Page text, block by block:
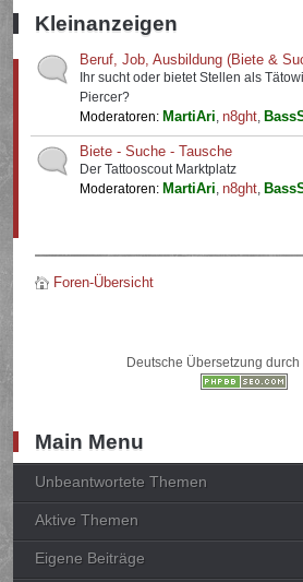
Kleinanzeigen
Beruf, Job, Ausbildung (Biete &
Ihr sucht oder bietet Stellen als
Piercer?
Moderatoren: MartiAri,n8ght,
Biete - Suche - Tausche
Der Tattooscout Marktplatz
Moderatoren: MartiAri,n8ght,
Foren-Übersicht
Deutsche Übersetzung durch
Main Menu
Unbeantwortete Themen
Aktive Themen
Eigene Beiträge